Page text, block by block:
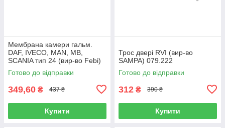
Мембрана камери гальм.
DAF, IVECO, MAN, MB,
SCANIA тип 24 (вир-во Febi)
07103
Готово до відправки
349,60 ₴ 437 ₴
Купити
Трос двері RVI (вир-во
SAMPA) 079.222
Готово до відправки
312 ₴ 390 ₴
Купити